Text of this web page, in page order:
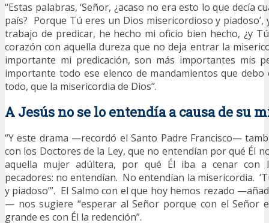
“Estas palabras, ‘Señor, ¿acaso no era esto lo que decía
país? Porque Tú eres un Dios misericordioso y
trabajo de predicar, he hecho mi oficio bien hecho, ¿y
corazón con aquella dureza que no deja entrar la
importante mi predicación, son más importantes mis
importante todo ese elenco de mandamientos que
todo, que la misericordia de Dios”.
A Jesús no se lo entendía a causa de su
“Y este drama —recordó el Santo Padre Francisco—
con los Doctores de la Ley, que no entendían por qué Él
aquella mujer adúltera, por qué Él iba a cenar con
pecadores: no entendían. No entendían la misericordia.
y piadoso’”. El Salmo con el que hoy hemos rezado
— nos sugiere “esperar al Señor porque con el Señor
grande es con Él la redención”.